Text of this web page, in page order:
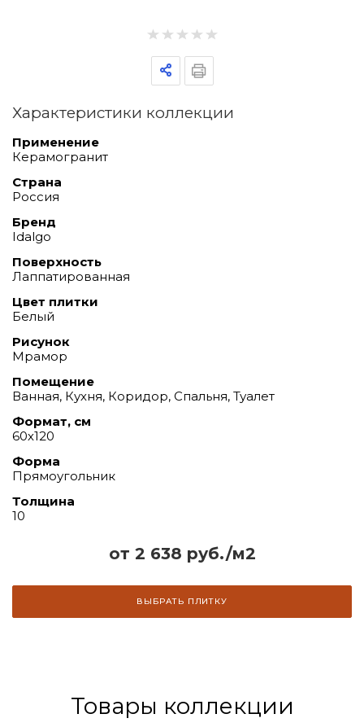
от 2 638 руб./м2
ВЫБРАТЬ ПЛИТКУ
Характеристики коллекции
Применение
Керамогранит
Страна
Россия
Бренд
Idalgo
Поверхность
Лаппатированная
Цвет плитки
Белый
Рисунок
Мрамор
Помещение
Ванная, Кухня, Коридор, Спальня, Туалет
Формат, см
60х120
Форма
Прямоугольник
Толщина
10
Товары коллекции